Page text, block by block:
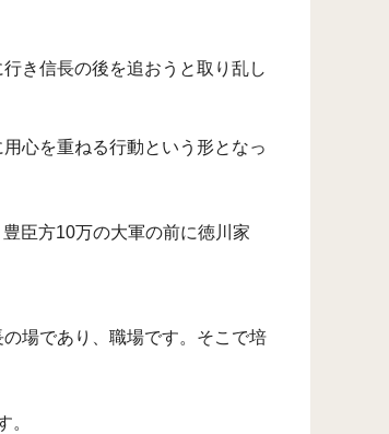
き信長の後を追おうと取り乱し
心を重ねる行動という形となっ
臣方10万の大軍の前に徳川家
場であり、職場です。そこで培
。